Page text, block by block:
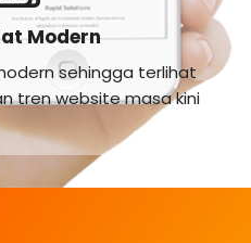
Modern
sehingga terlihat
tren website masa kini